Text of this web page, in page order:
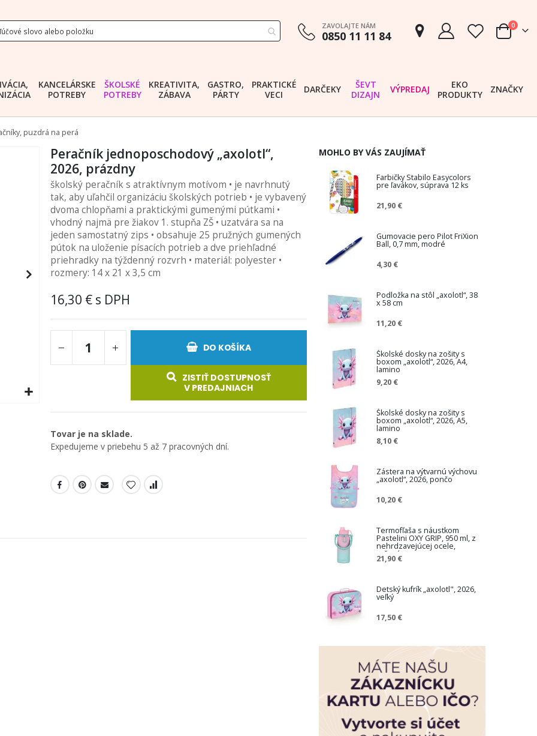
ZAVOLAJTE NÁM
0850 11 11 84 Cart
0
KANCELÁRSKE
POTREBY
ŠKOLSKÉ
POTREBY
KREATIVITA,
ZÁBAVA
GASTRO,
PÁRTY
PRAKTICKÉ
VECI
DARČEKY
ŠEVT
DIZAJN
VÝPREDAJ
EKO
PRODUKTY
ZNAČKY
puzdrá na perá
Peračník jednoposchodový „axolotl“,
2026, prázdny
školský peračník s atraktívnym motívom • je navrhnutý
tak, aby uľahčil organizáciu školských potrieb • je vybavený
dvoma chlopňami a praktickými gumenými pútkami •
vhodný najmä pre žiakov 1. stupňa ZŠ • uzatvára sa na
jeden samostatný zips • obsahuje 25 pružných gumených
pútok na uloženie písacích potrieb a dve priehľadné
priehradky na týždenný rozvrh • materiál: polyester •
rozmery: 14 x 21 x 3,5 cm
16,30 €
DO KOŠÍKA
ZISTIŤ DOSTUPNOSŤ
V PREDAJNIACH
Tovar je na sklade.
Expedujeme v priebehu 5 až 7 pracovných dní.
MOHLO BY VÁS ZAUJÍMAŤ
Farbičky Stabilo Easycolors
pre ľavákov, súprava 12 ks
21,90 €
Gumovacie pero Pilot FriXion
Ball, 0,7 mm, modré
4,30 €
Podložka na stôl „axolotl“, 38
x 58 cm
11,20 €
Školské dosky na zošity s
boxom „axolotl“, 2026, A4,
lamino
9,20 €
Školské dosky na zošity s
boxom „axolotl“, 2026, A5,
lamino
8,10 €
Zástera na výtvarnú výchovu
„axolotl“, 2026, pončo
10,20 €
Termofľaša s náustkom
Pastelini OXY GRIP, 950 ml, z
nehrdzavejúcej ocele,
ružová
21,90 €
Detský kufrík „axolotl", 2026,
veľký
17,50 €